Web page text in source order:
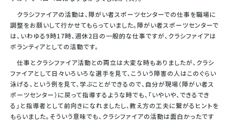
クラシファイアの活動は、障がい者スポーツセンターでの仕事を職場に
調整をお願いして行かせてもらっていました。障がい者スポーツセンターで
は、いわゆる9時17時、週休2日の一般的な仕事ですが、クラシファイアは
ボランティアとしての活動です。
仕事とクラシファイア活動との両立は大変な時もありましたが、クラシ
ファイアとして日々いろいろな選手を見て、こういう障害の人はこのぐらい
泳げる、という例を見て、学ぶことができるので、自分が現場（障がい者ス
ポーツセンター）に戻って指導するような時でも、「いやいや、できるでき
る」と指導者として前向きになれましたし、教え方の工夫に繋がるヒントを
もらいました。そういう意味でも、クラシファイアの活動は面白かったです